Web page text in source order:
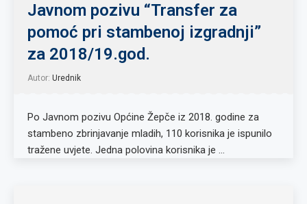
Javnom pozivu “Transfer za
pomoć pri stambenoj izgradnji”
za 2018/19.god.
Autor: Urednik
Po Javnom pozivu Općine Žepče iz 2018. godine za
stambeno zbrinjavanje mladih, 110 korisnika je ispunilo
tražene uvjete. Jedna polovina korisnika je …